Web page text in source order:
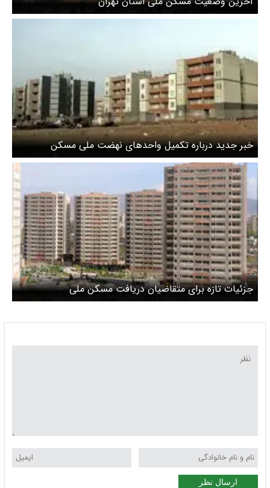
خبر جدید درباره تکمیل واحدهای نهضت ملی مسکن
جزئیات تازه برای متقاضیان دریافت مسکن ملی
ارسال نظر